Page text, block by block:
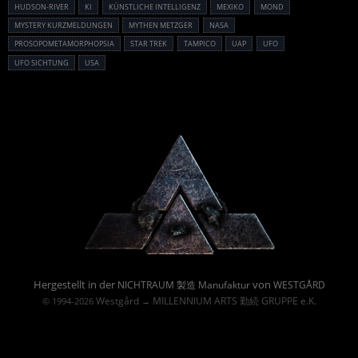
HUDSON-RIVER KI KÜNSTLICHE INTELLIGENZ MEXIKO
MOND
MYSTERY KURZMELDUNGEN
MYTHEN METZGER
NASA
PROSOPOMETAMORPHOPSIA
STAR TREK TAMPICO UAP
UFO
UFO SICHTUNG
USA
Hergestellt in der NICHTRAUM 製造 Manufakturvon WESTGÅRD
© 1994-2026 Westgård→ MILLENNIUM ARTS 勤続 GRUPPE e.K.
Powered By :